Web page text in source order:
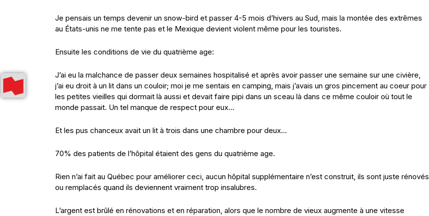
Je pensais un temps devenir un snow-bird et passer 4-5 mois d’hivers au Sud, mais la montée des extrêmes
au États-unis ne me tente pas et le Mexique devient violent même pour les touristes.
Ensuite les conditions de vie du quatrième age:
J’ai eu la malchance de passer deux semaines hospitalisé et après avoir passer une semaine sur une civière,
j’ai eu droit à un lit dans un couloir; moi je me sentais en camping, mais j’avais un gros pincement au coeur pour
les petites vieilles qui dormait là aussi et devait faire pipi dans un sceau là dans ce même couloir où tout le
monde passait. Un tel manque de respect pour eux…
Et les pus chanceux avait un lit à trois dans une chambre pour deux…
70% des patients de l’hôpital étaient des gens du quatrième age.
Rien n’ai fait au Québec pour améliorer ceci, aucun hôpital supplémentaire n’est construit, ils sont juste rénovés
ou remplacés quand ils deviennent vraiment trop insalubres.
L’argent est brûlé en rénovations et en réparation, alors que le nombre de vieux augmente à une vitesse